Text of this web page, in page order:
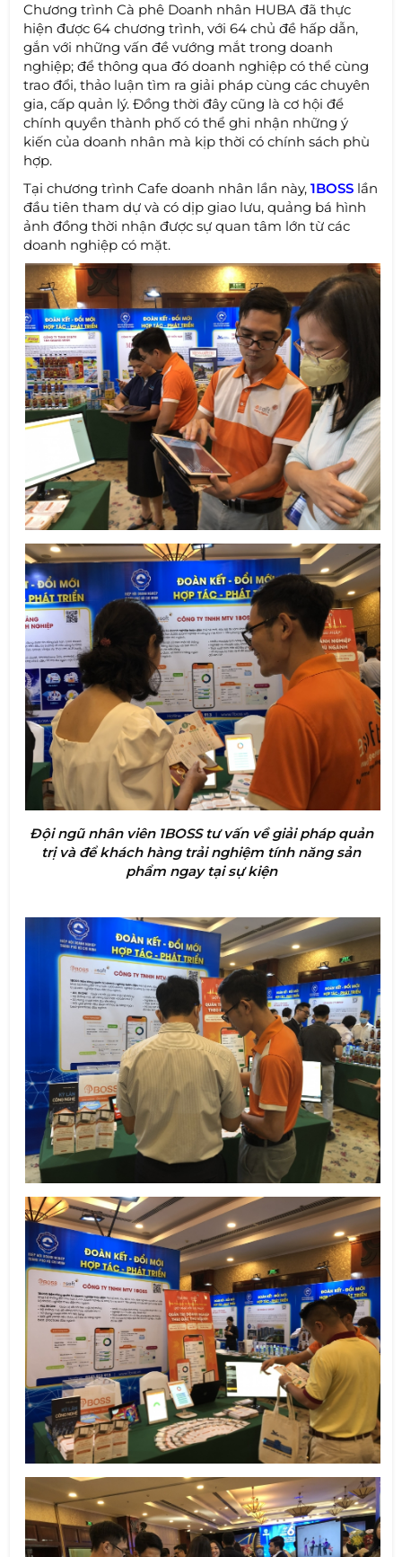
Chương trình Cà phê Doanh nhân HUBA đã thực
hiện được 64 chương trình, với 64 chủ đề hấp dẫn,
gắn với những vấn đề vướng mắt trong doanh
nghiệp; để thông qua đó doanh nghiệp có thể cùng
trao đổi, thảo luận tìm ra giải pháp cùng các chuyên
gia, cấp quản lý. Đồng thời đây cũng là cơ hội để
chính quyền thành phố có thể ghi nhận những ý
kiến của doanh nhân mà kịp thời có chính sách phù
hợp.
Tại chương trình Cafe doanh nhân lần này,1BOSS lần
đầu tiên tham dự và có dịp giao lưu, quảng bá hình
ảnh đồng thời nhận được sự quan tâm lớn từ các
doanh nghiệp có mặt.
Đội ngũ nhân viên 1BOSS tư vấn về giải pháp quản
trị và để khách hàng trải nghiệm tính năng sản
phẩm ngay tại sự kiện